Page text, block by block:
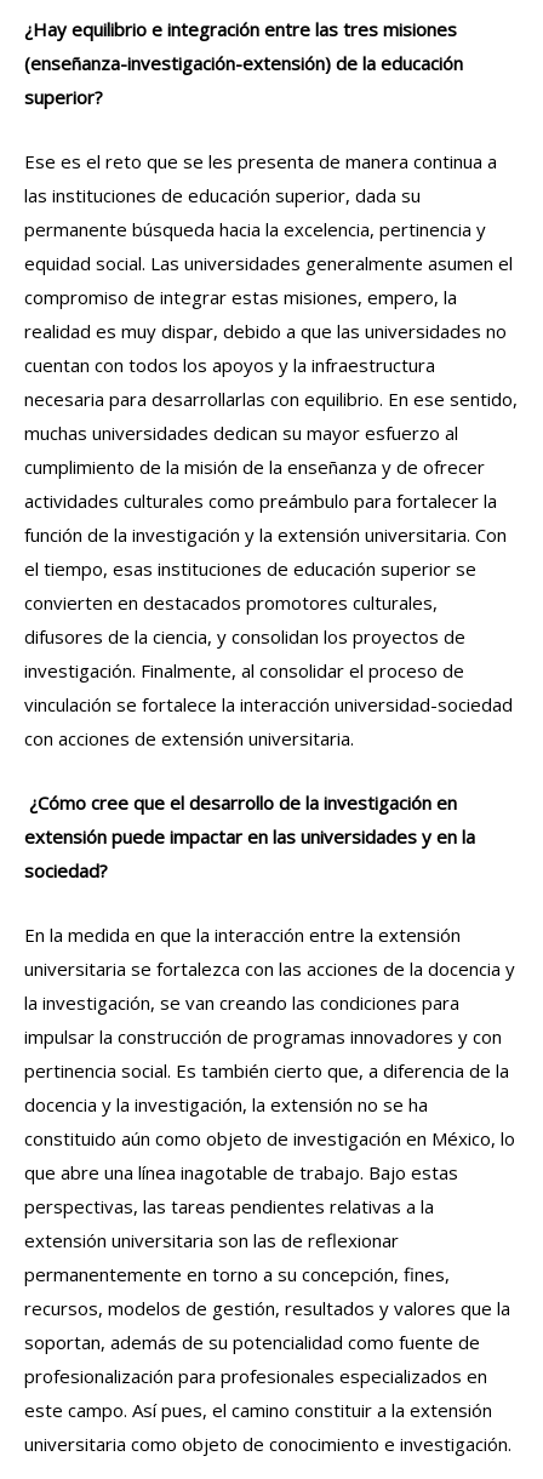
¿Hay equilibrio e integración entre las tres misiones
(enseñanza-investigación-extensión) de la educación
superior?
Ese es el reto que se les presenta de manera continua a
las instituciones de educación superior, dada su
permanente búsqueda hacia la excelencia, pertinencia y
equidad social. Las universidades generalmente asumen el
compromiso de integrar estas misiones, empero, la
realidad es muy dispar, debido a que las universidades no
cuentan con todos los apoyos y la infraestructura
necesaria para desarrollarlas con equilibrio. En ese sentido,
muchas universidades dedican su mayor esfuerzo al
cumplimiento de la misión de la enseñanza y de ofrecer
actividades culturales como preámbulo para fortalecer la
función de la investigación y la extensión universitaria. Con
el tiempo, esas instituciones de educación superior se
convierten en destacados promotores culturales,
difusores de la ciencia, y consolidan los proyectos de
investigación. Finalmente, al consolidar el proceso de
vinculación se fortalece la interacción universidad-sociedad
con acciones de extensión universitaria.
¿Cómo cree que el desarrollo de la investigación en
extensión puede impactar en las universidades y en la
sociedad?
En la medida en que la interacción entre la extensión
universitaria se fortalezca con las acciones de la docencia y
la investigación, se van creando las condiciones para
impulsar la construcción de programas innovadores y con
pertinencia social. Es también cierto que, a diferencia de la
docencia y la investigación, la extensión no se ha
constituido aún como objeto de investigación en México, lo
que abre una línea inagotable de trabajo. Bajo estas
perspectivas, las tareas pendientes relativas a la
extensión universitaria son las de reflexionar
permanentemente en torno a su concepción, fines,
recursos, modelos de gestión, resultados y valores que la
soportan, además de su potencialidad como fuente de
profesionalización para profesionales especializados en
este campo. Así pues, el camino constituir a la extensión
universitaria como objeto de conocimiento e investigación.